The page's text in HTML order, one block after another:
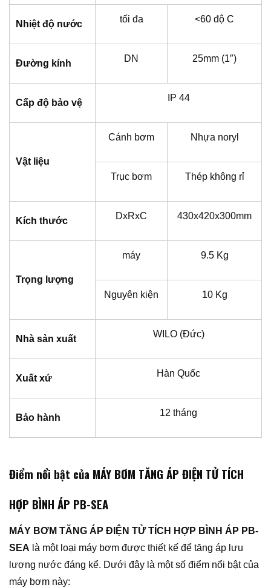
Nhiệt độ nước tối đa <60 độ C
Đường kính DN 25mm (1″)
Cấp độ bảo vệ IP 44
Vật liệu
Cánh bơm Nhựa noryl
Trục bơm Thép không rỉ
Kích thước DxRxC 430x420x300mm
Trọng lượng
máy 9.5 Kg
Nguyên kiện 10 Kg
Nhà sản xuất WILO (Đức)
Xuất xứ Hàn Quốc
Bảo hành 12 tháng
Điểm nổi bật của MÁY BƠM TĂNG ÁP ĐIỆN TỬ TÍCH
HỢP BÌNH ÁP PB-SEA
MÁY BƠM TĂNG ÁP ĐIỆN TỬ TÍCH HỢP BÌNH ÁP PB-
SEA là một loại máy bơm được thiết kế để tăng áp lưu
lượng nước đáng kể. Dưới đây là một số điểm nổi bật của
máy bơm này: